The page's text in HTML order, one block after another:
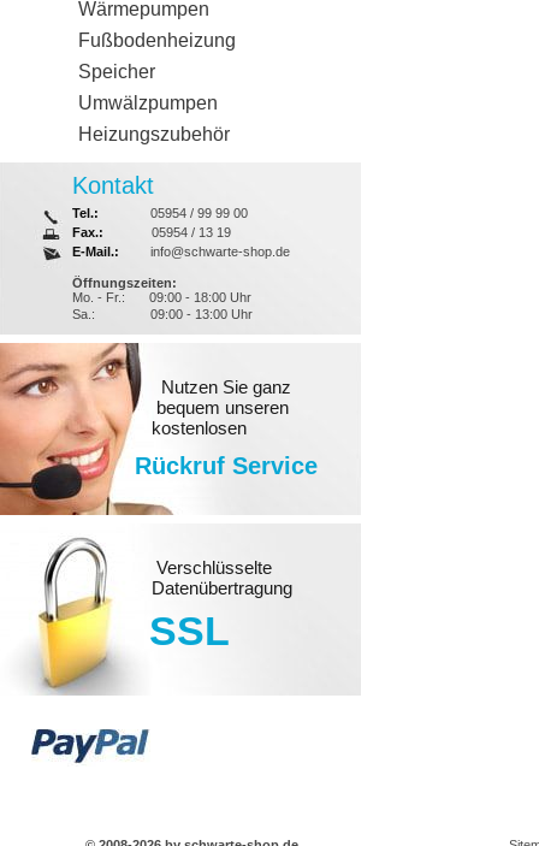
Wärmepumpen
Fußbodenheizung
Speicher
Umwälzpumpen
Heizungszubehör
Kontakt
Tel.:
05954 / 99 99 00
Fax.:
05954 / 13 19
E-Mail.:
info@schwarte-shop.de
Öffnungszeiten:
Mo. - Fr.:
09:00 - 18:00 Uhr
Sa.:
09:00 - 13:00 Uhr
Nutzen Sie ganz
bequem unseren
kostenlosen
Rückruf Service
Verschlüsselte
Datenübertragung
SSL